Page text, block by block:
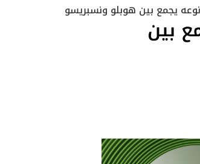
يجمع بين هوبلو ونسبريسو
بين